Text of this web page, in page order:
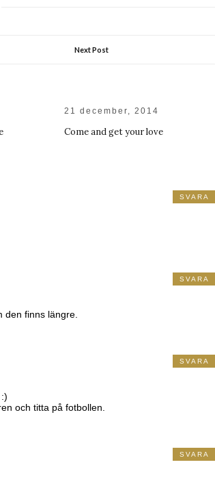
Next Post
21 december, 2014
Come and get your love
SVARA
den finns längre.
SVARA
och titta på fotbollen.
SVARA
SVARA